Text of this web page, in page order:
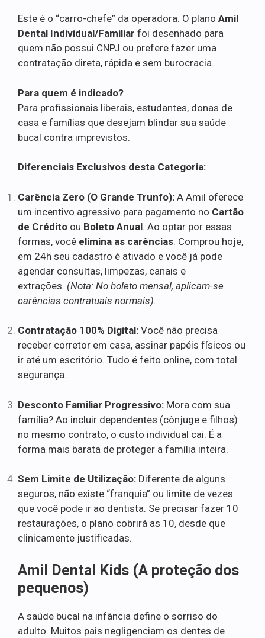
Este é o “carro-chefe” da operadora. O plano Amil
Dental Individual/Familiar foi desenhado para
quem não possui CNPJ ou prefere fazer uma
contratação direta, rápida e sem burocracia.
Para quem é indicado?
Para profissionais liberais, estudantes, donas de
casa e famílias que desejam blindar sua saúde
bucal contra imprevistos.
Diferenciais Exclusivos desta Categoria:
Carência Zero (O Grande Trunfo): A Amil oferece
um incentivo agressivo para pagamento no Cartão
de Crédito ou Boleto Anual. Ao optar por essas
formas, você elimina as carências. Comprou hoje,
em 24h seu cadastro é ativado e você já pode
agendar consultas, limpezas, canais e
extrações. (Nota: No boleto mensal, aplicam-se
carências contratuais normais).
Contratação 100% Digital: Você não precisa
receber corretor em casa, assinar papéis físicos ou
ir até um escritório. Tudo é feito online, com total
segurança.
Desconto Familiar Progressivo: Mora com sua
família? Ao incluir dependentes (cônjuge e filhos)
no mesmo contrato, o custo individual cai. É a
forma mais barata de proteger a família inteira.
Sem Limite de Utilização: Diferente de alguns
seguros, não existe “franquia” ou limite de vezes
que você pode ir ao dentista. Se precisar fazer 10
restaurações, o plano cobrirá as 10, desde que
clinicamente justificadas.
Amil Dental Kids (A proteção dos
pequenos)
A saúde bucal na infância define o sorriso do
adulto. Muitos pais negligenciam os dentes de